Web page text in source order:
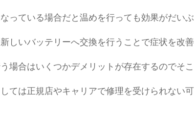
っている場合だと温めを行っても効果がだいぶ
しいバッテリーへ交換を行うことで症状を改善
場合はいくつかデメリットが存在するのでそこ
ては正規店やキャリアで修理を受けられない可